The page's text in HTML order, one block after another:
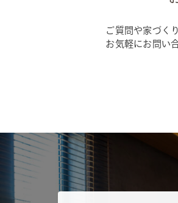
ご質問や家づく
お気軽にお問い